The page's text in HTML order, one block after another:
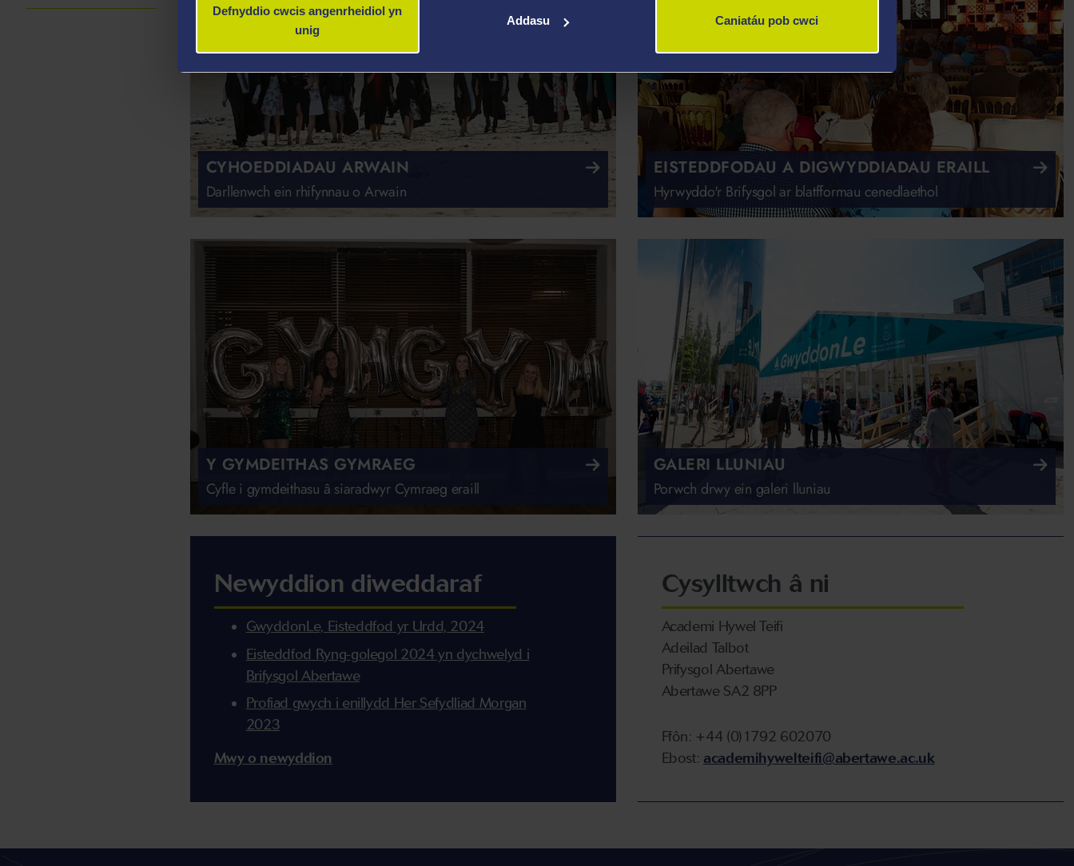
Defnyddio cwcis angenrheidiol yn
unig
Addasu Caniatáu pob cwci
CYHOEDDIADAU ARWAIN
Darllenwch ein rhifynnau o Arwain
EISTEDDFODAU A DIGWYDDIADAU ERAILL
Hyrwyddo'r Brifysgol ar blatfformau cenedlaethol
Y GYMDEITHAS GYMRAEG
Cyfle i gymdeithasu â siaradwyr Cymraeg eraill
GALERI LLUNIAU
Porwch drwy ein galeri lluniau
Newyddion diweddaraf
GwyddonLe, Eisteddfod yr Urdd, 2024
Eisteddfod Ryng-golegol 2024 yn dychwelyd i
Brifysgol Abertawe
Profiad gwych i enillydd Her Sefydliad Morgan
2023
Mwy o newyddion
Cysylltwch â ni
Academi Hywel Teifi
Adeilad Talbot
Prifysgol Abertawe
Abertawe SA2 8PP
Ffôn: +44 (0)1792 602070
Ebost: academihywelteifi@abertawe.ac.uk